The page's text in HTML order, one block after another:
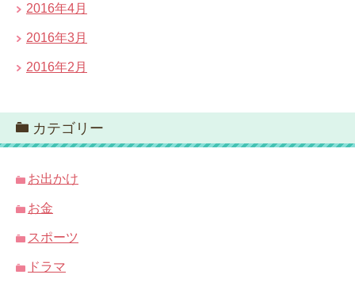
2016年4月
2016年3月
2016年2月
カテゴリー
お出かけ
お金
スポーツ
ドラマ